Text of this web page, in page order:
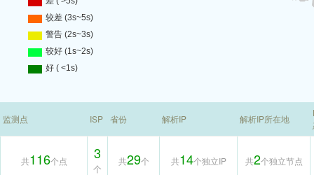
监测点 ISP 省份 解析IP 解析IP所在地
共116个点 3
个
共29个 共14个独立IP 共2个独立节点